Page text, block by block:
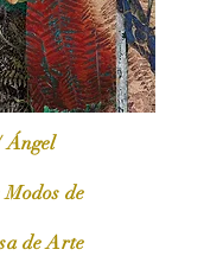
/ Marzo-Abril / 2024
Ángel
de
de Arte